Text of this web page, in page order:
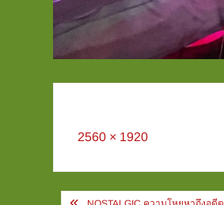
Full
2560 × 1920